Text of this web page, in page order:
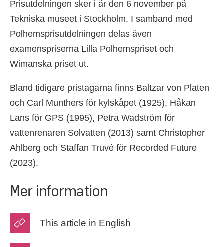
Prisutdelningen sker i år den 6 november på
Tekniska museet i Stockholm. I samband med
Polhemsprisutdelningen delas även
examenspriserna Lilla Polhemspriset och
Wimanska priset ut.
Bland tidigare pristagarna finns Baltzar von Platen
och Carl Munthers för kylskåpet (1925), Håkan
Lans för GPS (1995), Petra Wadström för
vattenrenaren Solvatten (2013) samt Christopher
Ahlberg och Staffan Truvé för Recorded Future
(2023).
Mer information
This article in English